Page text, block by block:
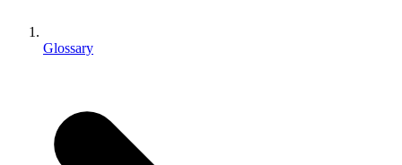
Juegos XR
Lanza juegos XR en múltiples plataformas
Glossary